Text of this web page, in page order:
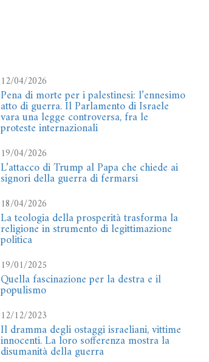
12/04/2026
Pena di morte per i palestinesi: l’ennesimo
atto di guerra. Il Parlamento di Israele
vara una legge controversa, fra le
proteste internazionali
19/04/2026
L’attacco di Trump al Papa che chiede ai
signori della guerra di fermarsi
18/04/2026
La teologia della prosperità trasforma la
religione in strumento di legittimazione
politica
19/01/2025
Quella fascinazione per la destra e il
populismo
12/12/2023
Il dramma degli ostaggi israeliani, vittime
innocenti. La loro sofferenza mostra la
disumanità della guerra